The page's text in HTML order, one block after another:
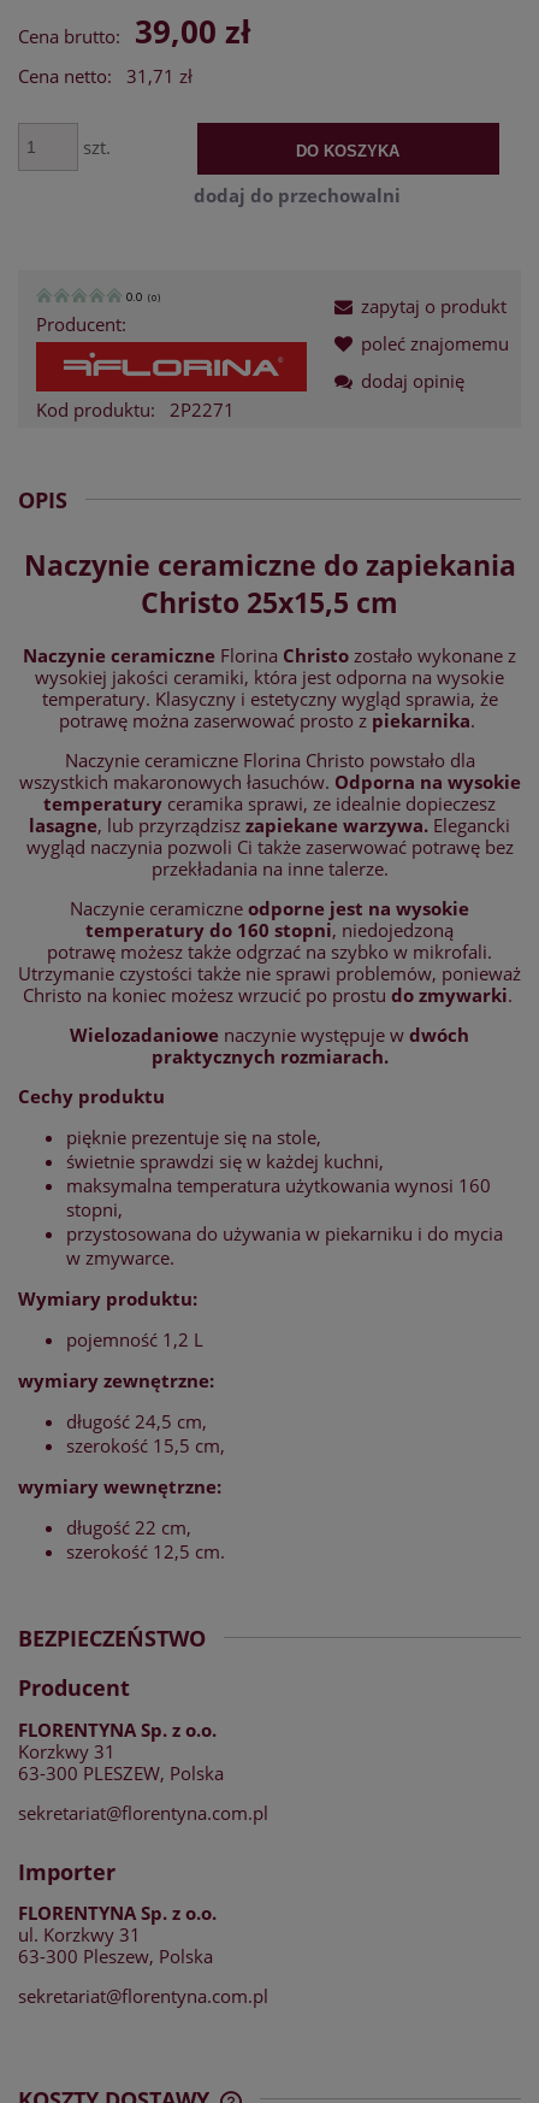
Cena brutto: 39,00 zł
Cena netto: 31,71 zł
szt. DO KOSZYKA
dodaj do przechowalni
0.0 (0)
Producent:
Kod produktu: 2P2271
zapytaj o produkt
poleć znajomemu
dodaj opinię
OPIS
Naczynie ceramiczne do zapiekania
Christo 25x15,5 cm
Naczynie ceramiczne Florina Christo zostało wykonane z
wysokiej jakości ceramiki, która jest odporna na wysokie
temperatury. Klasyczny i estetyczny wygląd sprawia, że
potrawę można zaserwować prosto z piekarnika.
Naczynie ceramiczne Florina Christo powstało dla
wszystkich makaronowych łasuchów. Odporna na wysokie
temperatury ceramika sprawi, ze idealnie dopieczesz
lasagne, lub przyrządzisz zapiekane warzywa. Elegancki
wygląd naczynia pozwoli Ci także zaserwować potrawę bez
przekładania na inne talerze.
Naczynie ceramiczne odporne jest na wysokie
temperatury do 160 stopni, niedojedzoną
potrawę możesz także odgrzać na szybko w mikrofali.
Utrzymanie czystości także nie sprawi problemów, ponieważ
Christo na koniec możesz wrzucić po prostu do zmywarki.
Wielozadaniowe naczynie występuje w dwóch
praktycznych rozmiarach.
Cechy produktu
pięknie prezentuje się na stole,
świetnie sprawdzi się w każdej kuchni,
maksymalna temperatura użytkowania wynosi 160
stopni,
przystosowana do używania w piekarniku i do mycia
w zmywarce.
Wymiary produktu:
pojemność 1,2 L
wymiary zewnętrzne:
długość 24,5 cm,
szerokość 15,5 cm,
wymiary wewnętrzne:
długość 22 cm,
szerokość 12,5 cm.
BEZPIECZEŃSTWO
Producent
FLORENTYNA Sp. z o.o.
Korzkwy 31
63-300 PLESZEW, Polska
sekretariat@florentyna.com.pl
Importer
FLORENTYNA Sp. z o.o.
ul. Korzkwy 31
63-300 Pleszew, Polska
sekretariat@florentyna.com.pl